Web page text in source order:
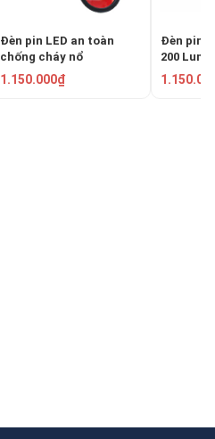
Đèn pin LED an toàn
chống cháy nổ
Centurion EX-5180
1.150.000₫
Đèn pin
200
XPP-